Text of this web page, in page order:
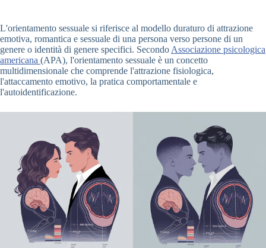
L'orientamento sessuale si riferisce al modello duraturo di attrazione
emotiva, romantica e sessuale di una persona verso persone di un
genere o identità di genere specifici. Secondo Associazione psicologica
americana (APA), l'orientamento sessuale è un concetto
multidimensionale che comprende l'attrazione fisiologica,
l'attaccamento emotivo, la pratica comportamentale e
l'autoidentificazione.